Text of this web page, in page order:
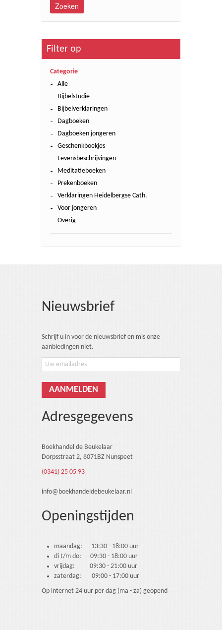
Zoeken
Filter op
Categorie
Alle
Bijbelstudie
Bijbelverklaringen
Dagboeken
Dagboeken jongeren
Geschenkboekjes
Levensbeschrijvingen
Meditatieboeken
Prekenboeken
Verklaringen Heidelbergse Cath.
Voor jongeren
Overig
Nieuwsbrief
Schrijf u in voor de nieuwsbrief en mis onze
aanbiedingen niet.
Adresgegevens
Boekhandel de Beukelaar
Dorpsstraat 2, 8071BZ Nunspeet
(0341) 25 05 93
info@boekhandeldebeukelaar.nl
Openingstijden
maandag: 13:30 - 18:00 uur
di t/m do: 09:30 - 18:00 uur
vrijdag: 09:30 - 21:00 uur
zaterdag: 09:00 - 17:00 uur
Op internet 24 uur per dag (ma - za) geopend